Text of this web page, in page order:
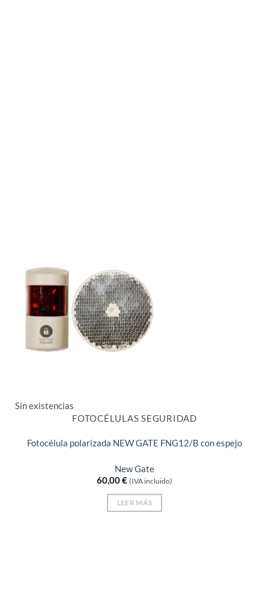
Sin existencias
FOTOCÉLULAS SEGURIDAD
Fotocélula polarizada NEW GATE FNG12/B con espejo
New Gate
60,00€ (IVA incluido)
LEER MÁS